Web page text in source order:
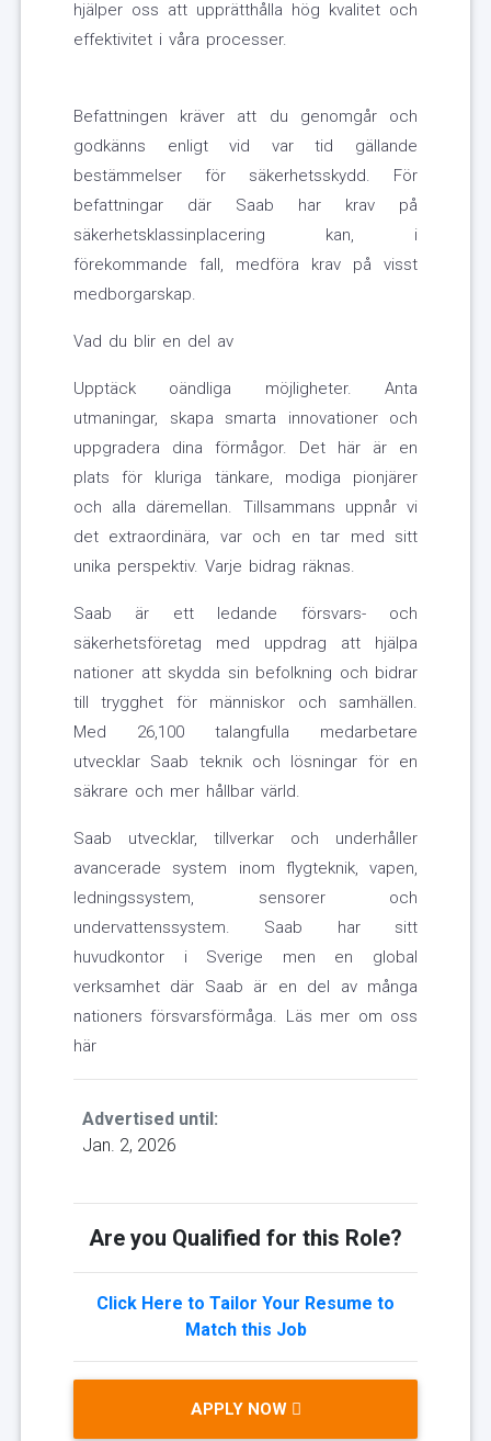
hjälper oss att upprätthålla hög kvalitet och
effektivitet i våra processer.
Befattningen kräver att du genomgår och
godkänns enligt vid var tid gällande
bestämmelser för säkerhetsskydd. För
befattningar där Saab har krav på
säkerhetsklassinplacering kan, i
förekommande fall, medföra krav på visst
medborgarskap.
Vad du blir en del av
Upptäck oändliga möjligheter. Anta
utmaningar, skapa smarta innovationer och
uppgradera dina förmågor. Det här är en
plats för kluriga tänkare, modiga pionjärer
och alla däremellan. Tillsammans uppnår vi
det extraordinära, var och en tar med sitt
unika perspektiv. Varje bidrag räknas.
Saab är ett ledande försvars- och
säkerhetsföretag med uppdrag att hjälpa
nationer att skydda sin befolkning och bidrar
till trygghet för människor och samhällen.
Med 26,100 talangfulla medarbetare
utvecklar Saab teknik och lösningar för en
säkrare och mer hållbar värld.
Saab utvecklar, tillverkar och underhåller
avancerade system inom flygteknik, vapen,
ledningssystem, sensorer och
undervattenssystem. Saab har sitt
huvudkontor i Sverige men en global
verksamhet där Saab är en del av många
nationers försvarsförmåga. Läs mer om oss
här
Advertised until:
Jan. 2, 2026
Are you Qualified for this Role?
Click Here to Tailor Your Resume to
Match this Job
APPLY NOW